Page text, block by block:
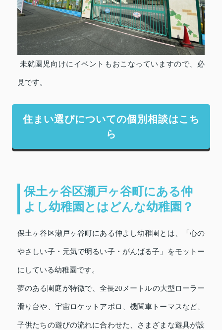
未就園児向けにイベントもおこなっていますので、必
見です。
住まい選びについての個別相談はこち
ら
保土ヶ谷区瀬戸ヶ谷町にある仲
よし幼稚園とはどんな幼稚園？
保土ヶ谷区瀬戸ヶ谷町にある仲よし幼稚園とは、「心の
やさしい子・元気で明るい子・がんばる子」をモットー
にしている幼稚園です。
夢のある園庭が特徴で、全長20メートルの大型ローラー
滑り台や、宇宙ロケットアポロ、機関車トーマスなど、
子供たちの遊びの流れに合わせた、さまざまな遊具が設